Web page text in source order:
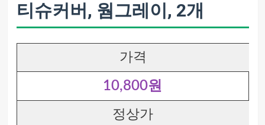
티슈커버, 웜그레이, 2개
가격
10,800원
정상가